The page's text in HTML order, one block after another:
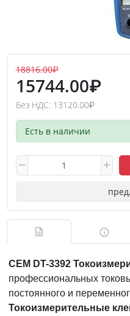
18816.00₽
15744.00₽
Без НДС: 13120.00₽
Есть в наличии
CEM DT-3392
профессиональных
постоянного и
Токоизмерительные